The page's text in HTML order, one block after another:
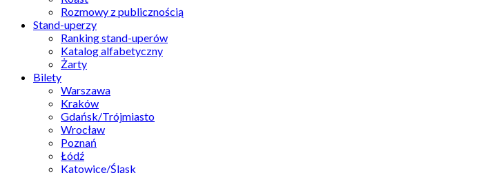
Rozmowy z publicznością
Stand-uperzy
Ranking stand-uperów
Katalog alfabetyczny
Żarty
Bilety
Warszawa
Kraków
Gdańsk/Trójmiasto
Wrocław
Poznań
Łódź
Katowice/Śląsk